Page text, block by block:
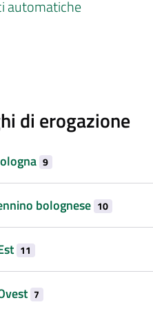
automatiche
di erogazione
9
bolognese 10
11
7